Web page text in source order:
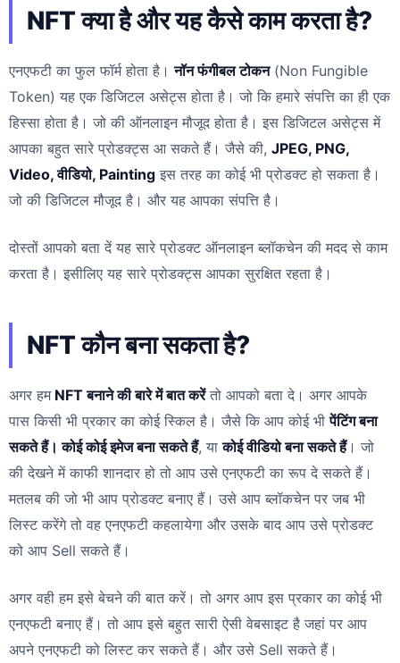
NFT क्या है और यह कैसे काम करता है?
एनएफटी का फुल फॉर्म होता है।नॉन फंगीबल टोकन(Non Fungible
Token) यह एक डिजिटल असेट्स होता है। जो कि हमारे संपत्ति का ही एक
हिस्सा होता है। जो की ऑनलाइन मौजूद होता है। इस डिजिटल असेट्स में
आपका बहुत सारे प्रोडक्ट्स आ सकते हैं। जैसे की, JPEG, PNG,
Video, वीडियो, Painting इस तरह का कोई भी प्रोडक्ट हो सकता है।
जो की डिजिटल मौजूद है। और यह आपका संपत्ति है।
दोस्तों आपको बता दें यह सारे प्रोडक्ट ऑनलाइन ब्लॉकचेन की मदद से काम
करता है। इसीलिए यह सारे प्रोडक्ट्स आपका सुरक्षित रहता है।
NFT कौन बना सकता है?
अगर हमNFT बनाने की बारे में बात करेंतो आपको बता दे। अगर आपके
पास किसी भी प्रकार का कोई स्किल है। जैसे कि आप कोई भीपेंटिंग बना
सकते हैं। कोई कोई इमेज बना सकते हैं, याकोई वीडियो बना सकते हैं। जो
की देखने में काफी शानदार हो तो आप उसे एनएफटी का रूप दे सकते हैं।
मतलब की जो भी आप प्रोडक्ट बनाए हैं। उसे आप ब्लॉकचेन पर जब भी
लिस्ट करेंगे तो वह एनएफटी कहलायेगा और उसके बाद आप उसे प्रोडक्ट
को आप Sell सकते हैं।
अगर वही हम इसे बेचने की बात करें। तो अगर आप इस प्रकार का कोई भी
एनएफटी बनाए हैं। तो आप इसे बहुत सारी ऐसी वेबसाइट है जहां पर आप
अपने एनएफटी को लिस्ट कर सकते हैं। और उसे Sell सकते हैं।